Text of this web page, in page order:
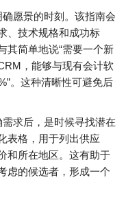
愿景的时刻。该指南会
、技术规格和成功标
其简单地说“需要一个新
，能够与现有会计软
。这种清晰性可避免后
需求后，是时候寻找潜在
表格，用于列出供应
和所在地区。这有助于
虑的候选者，形成一个